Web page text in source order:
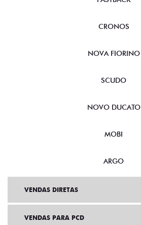
CRONOS
NOVA FIORINO
SCUDO
NOVO DUCATO
MOBI
ARGO
VENDAS DIRETAS
VENDAS PARA PCD